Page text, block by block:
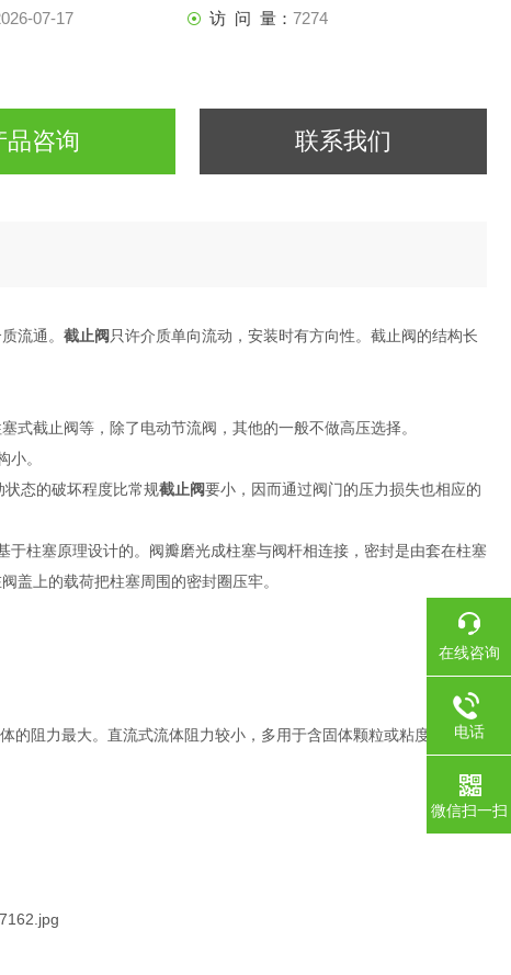
07-17 访 问 量： 7274
品咨询 联系我们
流通。 截止阀 只许介质单向流动，安装时有方向性。截止阀的结构长
截止阀等，除了电动节流阀，其他的一般不做高压选择。
。
态的破坏程度比常规截止阀要小，因而通过阀门的压力损失也相应的
于柱塞原理设计的。阀瓣磨光成柱塞与阀杆相连接，密封是由套在柱塞
盖上的载荷把柱塞周围的密封圈压牢。
的阻力最大。直流式流体阻力较小，多用于含固体颗粒或粘度大的流
在线咨询
电话
微信扫一扫